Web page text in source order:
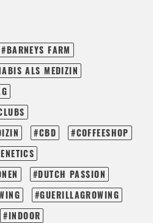
BARNEYS FARM
ALS MEDIZIN
CBD
COFFEESHOP
DUTCH PASSION
GUERILLAGROWING
INDOOR